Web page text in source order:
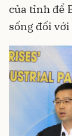
của tỉnh để
sống đối